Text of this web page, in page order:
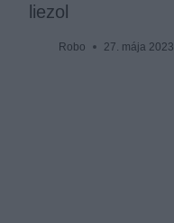
liezol
Robo 27. mája 2023